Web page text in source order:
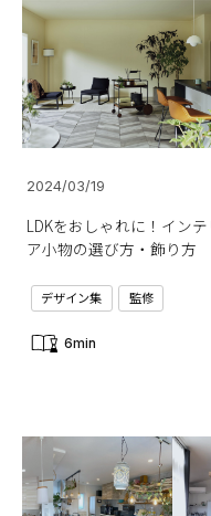
2024/03/19
LDKをおしゃれに！インテ
ア小物の選び方・飾り方
デザイン集 監修
6min